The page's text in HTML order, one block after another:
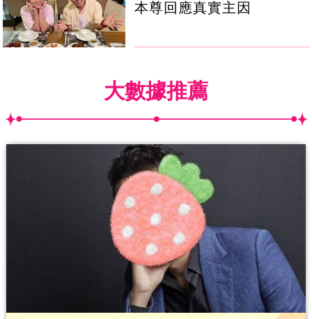
本尊回應真實主因
大數據推薦